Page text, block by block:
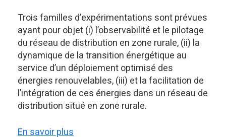
Trois familles d’expérimentations sont prévues
ayant pour objet (i) l’observabilité et le pilotage
du réseau de distribution en zone rurale, (ii) la
dynamique de la transition énergétique au
service d’un déploiement optimisé des
énergies renouvelables, (iii) et la facilitation de
l’intégration de ces énergies dans un réseau de
distribution situé en zone rurale.
En savoir plus